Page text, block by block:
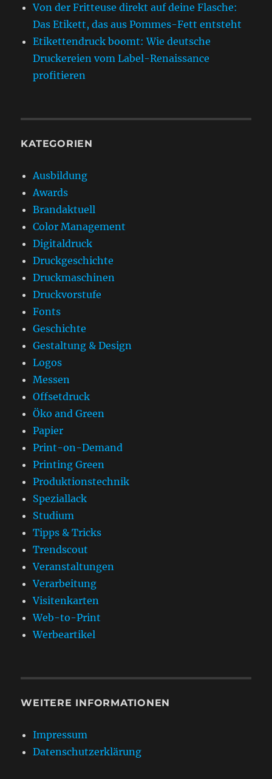
Von der Fritteuse direkt auf deine Flasche:
Das Etikett, das aus Pommes-Fett entsteht
Etikettendruck boomt: Wie deutsche
Druckereien vom Label-Renaissance
profitieren
KATEGORIEN
Ausbildung
Awards
Brandaktuell
Color Management
Digitaldruck
Druckgeschichte
Druckmaschinen
Druckvorstufe
Fonts
Geschichte
Gestaltung & Design
Logos
Messen
Offsetdruck
Öko and Green
Papier
Print-on-Demand
Printing Green
Produktionstechnik
Speziallack
Studium
Tipps & Tricks
Trendscout
Veranstaltungen
Verarbeitung
Visitenkarten
Web-to-Print
Werbeartikel
WEITERE INFORMATIONEN
Impressum
Datenschutzerklärung